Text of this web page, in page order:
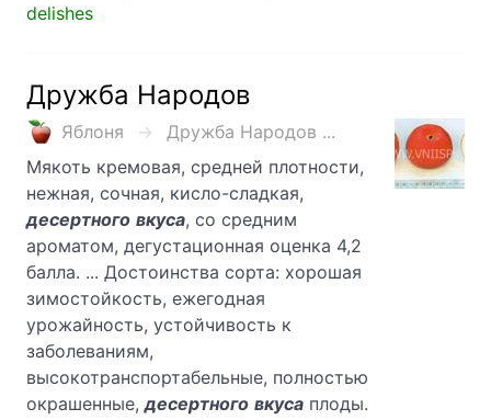
delishes
Дружба Народов
Яблоня
Дружба Народов ...
Мякоть кремовая, средней плотности,
нежная, сочная, кисло-сладкая,
десертного вкуса, со средним
ароматом, дегустационная оценка 4,2
балла. ... Достоинства сорта: хорошая
зимостойкость, ежегодная
урожайность, устойчивость к
заболеваниям,
высокотранспортабельные, полностью
окрашенные,десертного вкуса плоды.